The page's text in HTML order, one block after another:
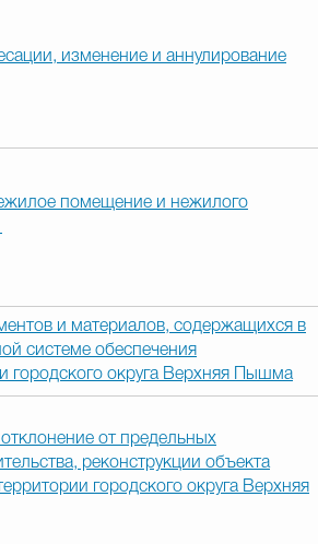
изменение и аннулирование
помещение и нежилого
и материалов, содержащихся в
системе обеспечения
городского округа Верхняя Пышма
от предельных
реконструкции объекта
городского округа Верхняя